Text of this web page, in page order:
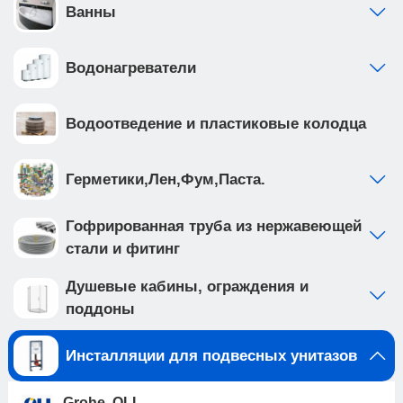
комфорта и спокойствия на десятилетия
вперёд. • ширина рамы 38 см и возможность
всеми типами подвесных унитазов, межосевое
• система смыва настроена с завода на 3 и 6 л,
что делает ее эффективной и экономичной •
имеет шумоизоляцию, так же в комплекте идет
шумоизоляционная пластина для подвесного
унитаза • сливной клапан для защиты от
перелива • впускной кран позволяет перекрыть
водоснабжения • ножки рамы регулируются в
диапазоне от 0 до 200мм. • рама инсталляции
выполнена из высокопрочной стали с
антикоррозийным покрытием, что обеспечивает
надежность и долговечность Клавиша смыва
Ванны
Водонагреватели
Водоотведение и пластиковые колодца
Герметики,Лен,Фум,Паста.
Гофрированная труба из нержавеющей
стали и фитинг
Душевые кабины, ограждения и
поддоны
Инсталляции для подвесных унитазов